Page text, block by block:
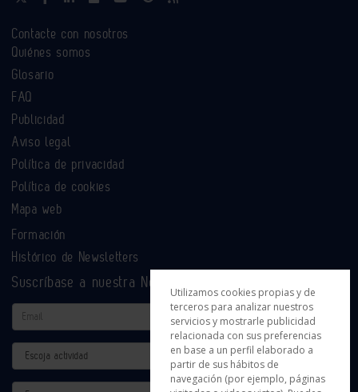
Contacte con nosotros
Quiénes somos
Glosario
FAQ
Publicidad
Aviso legal
Política de privacidad
Política de cookies
Mapa web
Formación
Histórico de Newsletters
Suscríbase a nuestra Newsletter
Email
Actividad
Provincia
Utilizamos cookies propias y de
terceros para analizar nuestros
servicios y mostrarle publicidad
relacionada con sus preferencias
en base a un perfil elaborado a
partir de sus hábitos de
navegación (por ejemplo, páginas